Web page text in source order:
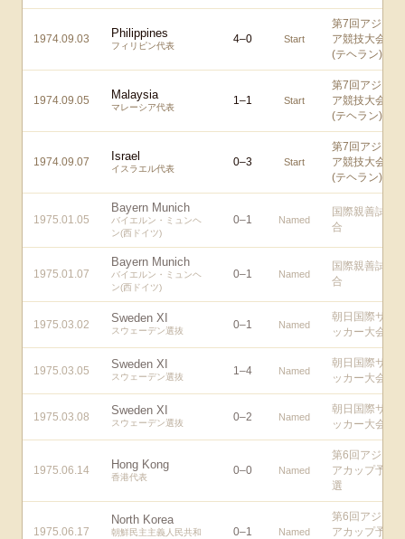
1974.09.03 Philippines
フィリピン代表
4–0 Start
第7回アジ
ア競技大会
(テヘラン)
1974.09.05 Malaysia
マレーシア代表
1–1 Start
第7回アジ
ア競技大会
(テヘラン)
1974.09.07 Israel
イスラエル代表
0–3 Start
第7回アジ
ア競技大会
(テヘラン)
1975.01.05
Bayern Munich
バイエルン・ミュンヘ
ン(西ドイツ)
0–1 Named
国際親善試
合
1975.01.07
Bayern Munich
バイエルン・ミュンヘ
ン(西ドイツ)
0–1 Named
国際親善試
合
1975.03.02 Sweden XI
スウェーデン選抜 0–1 Named
朝日国際サ
ッカー大会
1975.03.05 Sweden XI
スウェーデン選抜 1–4 Named
朝日国際サ
ッカー大会
1975.03.08 Sweden XI
スウェーデン選抜 0–2 Named
朝日国際サ
ッカー大会
1975.06.14 Hong Kong
香港代表
0–0 Named
第6回アジ
アカップ予
選
1975.06.17
North Korea
朝鮮民主主義人民共和
0–1 Named
第6回アジ
アカップ予